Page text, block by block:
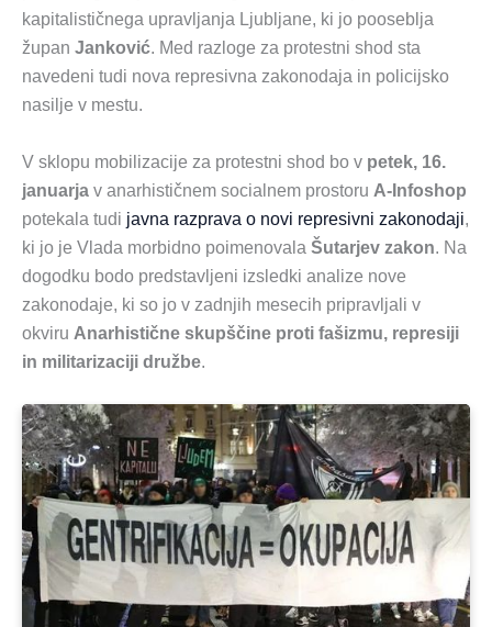
kapitalističnega upravljanja Ljubljane, ki jo pooseblja
župan Janković. Med razloge za protestni shod sta
navedeni tudi nova represivna zakonodaja in policijsko
nasilje v mestu.
V sklopu mobilizacije za protestni shod bo v petek, 16.
januarja v anarhističnem socialnem prostoru A-Infoshop
potekala tudi javna razprava o novi represivni zakonodaji,
ki jo je Vlada morbidno poimenovala Šutarjev zakon. Na
dogodku bodo predstavljeni izsledki analize nove
zakonodaje, ki so jo v zadnjih mesecih pripravljali v
okviru Anarhistične skupščine proti fašizmu, represiji
in militarizaciji družbe.